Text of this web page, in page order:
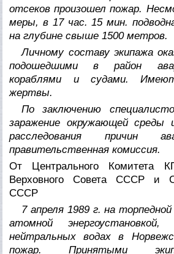
отсеков произошел пожар.
меры, в 17 час. 15 мин.
на глубине свыше 1500 метров.
Личному составу экипажа
подошедшими в район
кораблями и судами.
жертвы.
По заключению
заражение окружающей среды
расследования причин
правительственная комиссия.
От Центрального Комитета
Верховного Совета СССР и
СССР
7 апреля 1989 г. на
атомной
нейтральных водах в
пожар. Принятыми